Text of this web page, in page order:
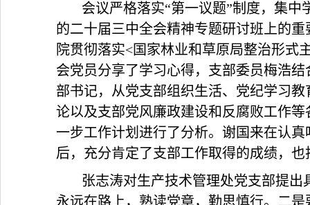
会议严格落实“第一议题”制度，集
的二十届三中全会精神专题研讨班上的
院贯彻落实<国家林业和草原局整治形式
会党员分享了学习心得，支部委员梅浩
部书记，从党支部组织生活、党纪学习
论以及支部党风廉政建设和反腐败工作
一步工作计划进行了分析。谢国来在认
后，充分肯定了支部工作取得的成绩，
张志涛对生产技术管理处党支部提
永远在路上，熟读党章，勤思慎行。二